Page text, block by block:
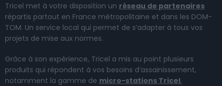
Tricel met à votre disposition un réseau de partenaires
répartis partout en France métropolitaine et dans les DOM-
TOM. Un service local qui permet de s’adapter à tous vos
projets de mise aux normes.
Grâce à son expérience, Tricel a mis au point plusieurs
produits qui répondent à vos besoins d’assainissement,
notamment la gamme de micro-stations Tricel.